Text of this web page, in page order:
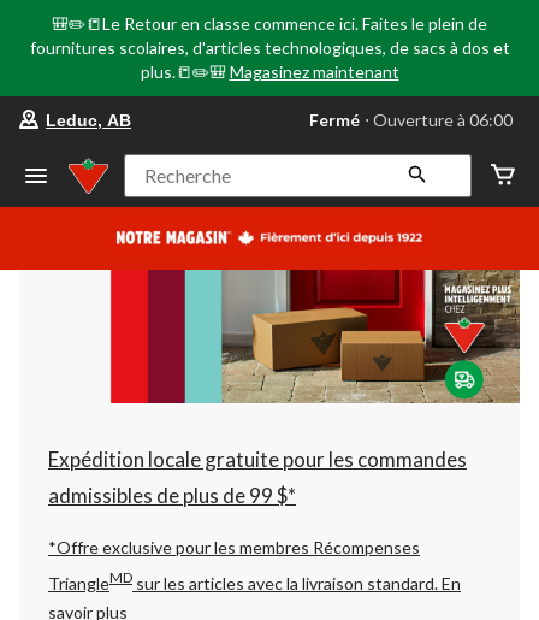
🎒✏️📒Le Retour en classe commence ici. Faites le plein de
fournitures scolaires, d'articles technologiques, de sacs à dos et
plus.📒✏️🎒 Magasinez maintenant
votre
préféré
Leduc,
AB,
courament
Ouverture
à
06:00
cliquer
pour
changer
Leduc, AB Fermé ⋅ Ouverture à 06:00
Recherche
Expédition locale gratuite pour les commandes
admissibles de plus de 99 $*
*Offre exclusive pour les membres Récompenses
TriangleMD sur les articles avec la livraison standard.En
savoir plus